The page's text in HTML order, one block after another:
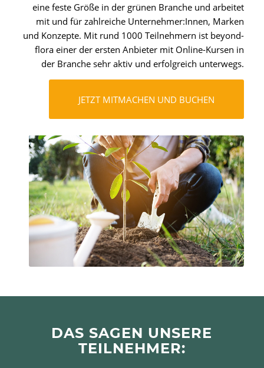
eine feste Größe in der grünen Branche und arbeitet
mit und für zahlreiche Unternehmer:Innen, Marken
und Konzepte. Mit rund 1000 Teilnehmern ist beyond-
flora einer der ersten Anbieter mit Online-Kursen in
der Branche sehr aktiv und erfolgreich unterwegs.
JETZT MITMACHEN UND BUCHEN
DAS SAGEN UNSERE
TEILNEHMER: